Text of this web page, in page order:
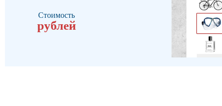
Стоимость
рублей